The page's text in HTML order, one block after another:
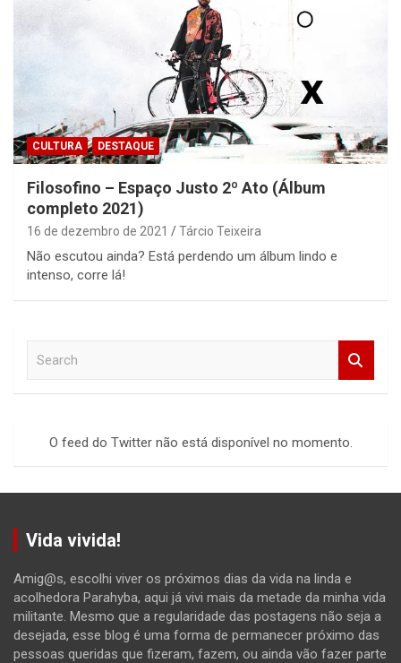
CULTURA DESTAQUE
Filosofino – Espaço Justo 2º Ato (Álbum
completo 2021)
16 de dezembro de 2021 Tárcio Teixeira
Não escutou ainda? Está perdendo um álbum lindo e
intenso, corre lá!
O feed do Twitter não está disponível no momento.
Vida vivida!
Amig@s, escolhi viver os próximos dias da vida na linda e
acolhedora Parahyba, aqui já vivi mais da metade da minha vida
militante. Mesmo que a regularidade das postagens não seja a
desejada, esse blog é uma forma de permanecer próximo das
pessoas queridas que fizeram, fazem, ou ainda vão fazer parte